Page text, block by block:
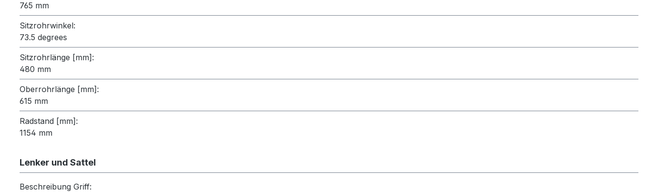
765 mm
Sitzrohrwinkel:
73.5 degrees
Sitzrohrlänge [mm]:
480 mm
Oberrohrlänge [mm]:
615 mm
Radstand [mm]:
1154 mm
Lenker und Sattel
Beschreibung Griff: